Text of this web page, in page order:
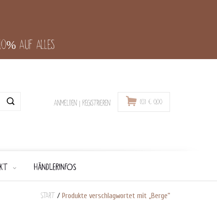
auf alles
Anmelden | Registrieren (0) € 0,00
HÄNDLERINFOS
Start / Produkte verschlagwortet mit „Berge“